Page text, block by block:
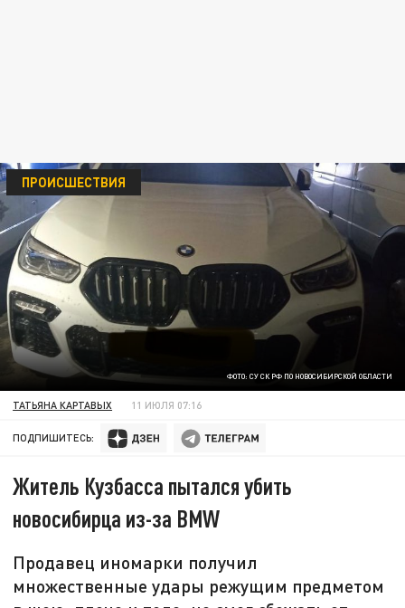
ФОТО: СУ СК РФ ПО НОВОСИБИРСКОЙ ОБЛАСТИ
ПРОИСШЕСТВИЯ
ТАТЬЯНА КАРТАВЫХ 11 ИЮЛЯ 07:16
ПОДПИШИТЕСЬ:
Житель Кузбасса пытался убить
новосибирца из-за BMW
Продавец иномарки получил
множественные удары режущим предметом